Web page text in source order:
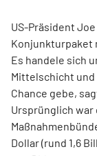
US-Präsident
Konjunkturpaket
Es handele sich
Mittelschicht
Chance gebe,
Ursprünglich war
Dollar (rund 1,6